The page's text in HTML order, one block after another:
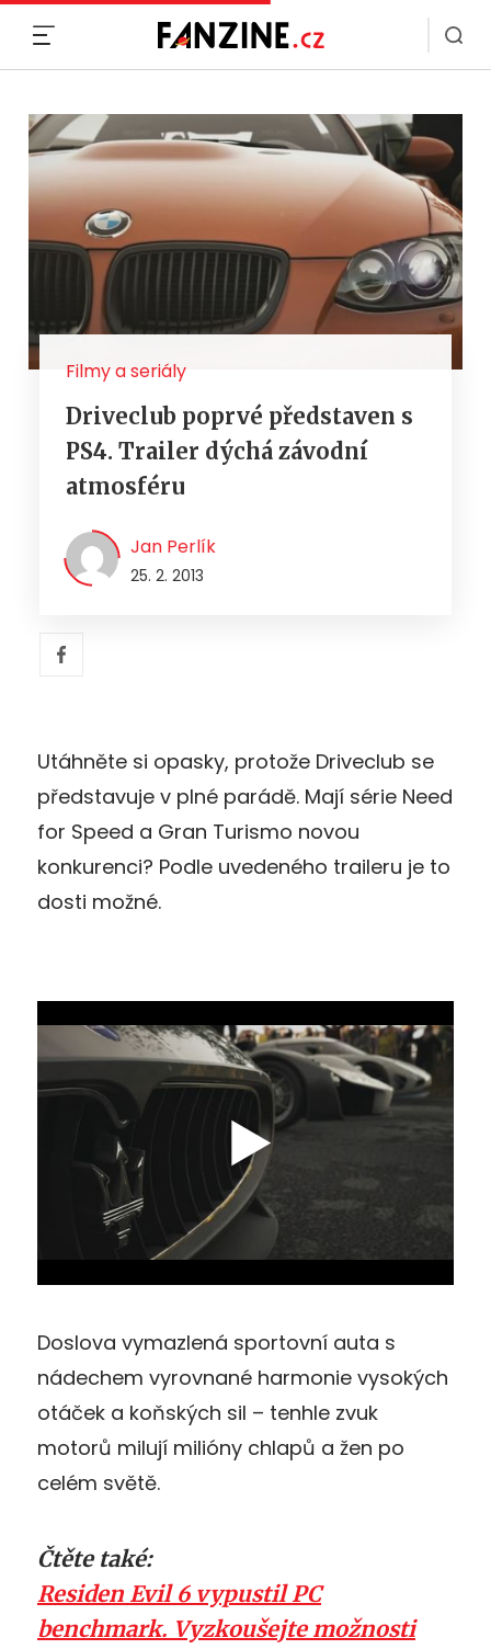
Filmy a seriály
Driveclub poprvé představen s
PS4. Trailer dýchá závodní
atmosféru
Jan Perlík
25. 2. 2013
Utáhněte si opasky, protože Driveclub se
představuje v plné parádě. Mají série Need
for Speed a Gran Turismo novou
konkurenci? Podle uvedeného traileru je to
dosti možné.
Doslova vymazlená sportovní auta s
nádechem vyrovnané harmonie vysokých
otáček a koňských sil – tenhle zvuk
motorů milují milióny chlapů a žen po
celém světě.
Čtěte také:
Residen Evil 6 vypustil PC
benchmark. Vyzkoušejte možnosti